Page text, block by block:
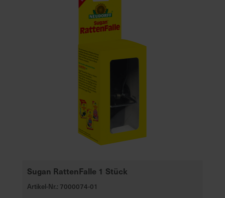
Sugan RattenFalle 1 Stück
Artikel-Nr.: 7000074-01